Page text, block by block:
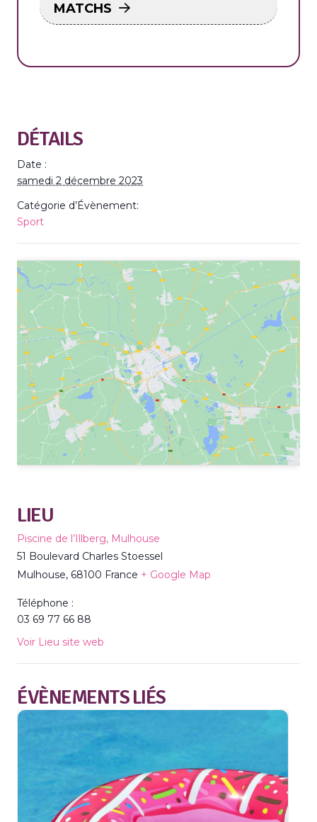
MATCHS
DÉTAILS
Date :
samedi 2 décembre 2023
Catégorie d’Évènement:
Sport
LIEU
Piscine de l’Illberg, Mulhouse
51 Boulevard Charles Stoessel
Mulhouse, 68100 France + Google Map
Téléphone :
03 69 77 66 88
Voir Lieu site web
ÉVÈNEMENTS LIÉS